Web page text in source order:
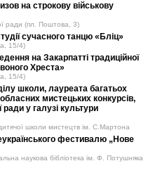
на строкову військову
ради (пл. Поштова, 3)
сучасного танцю «Бліц»
15/4)
на Закарпатті традиційної
Хреста»
15/4)
школи, лауреата багатьох
мистецьких конкурсів,
ради у галузі культури
школи мистецтв ім. С.Мартона
фестивалю „Нове
наукова бібліотека ім. Ф. Потушняка